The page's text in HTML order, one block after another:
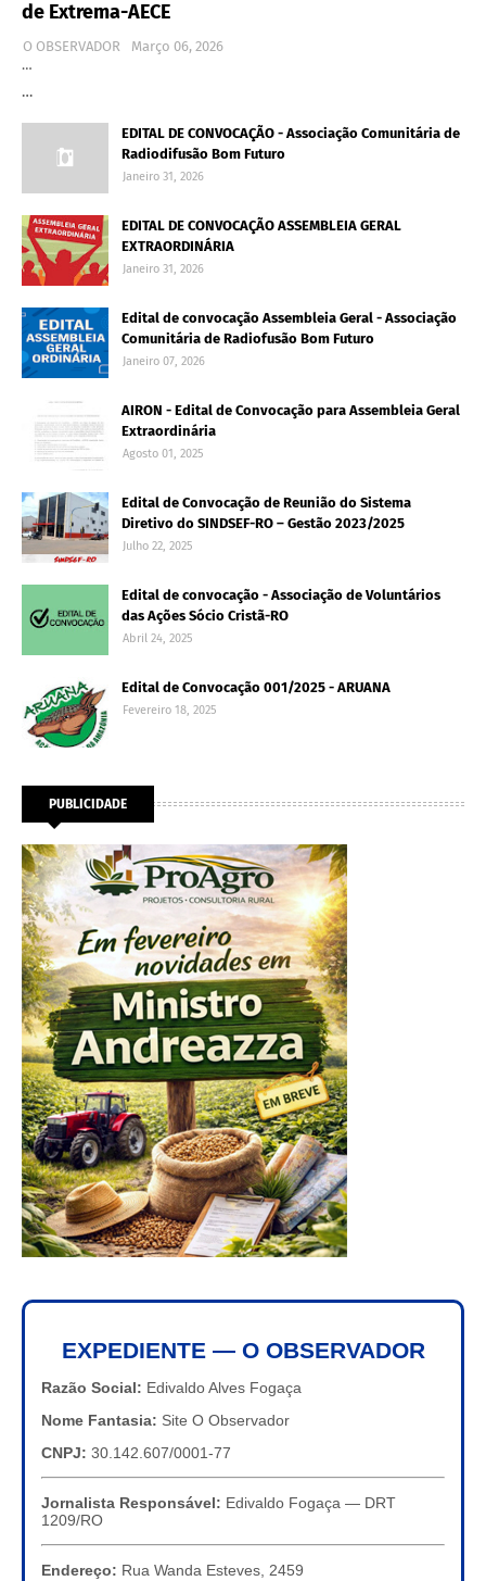
de Extrema-AECE
O OBSERVADOR
Março 06, 2026
…
…
EDITAL DE CONVOCAÇÃO - Associação Comunitária de
Radiodifusão Bom Futuro
Janeiro 31, 2026
EDITAL DE CONVOCAÇÃO ASSEMBLEIA GERAL
EXTRAORDINÁRIA
Janeiro 31, 2026
Edital de convocação Assembleia Geral - Associação
Comunitária de Radiofusão Bom Futuro
Janeiro 07, 2026
AIRON - Edital de Convocação para Assembleia Geral
Extraordinária
Agosto 01, 2025
Edital de Convocação de Reunião do Sistema
Diretivo do SINDSEF-RO – Gestão 2023/2025
Julho 22, 2025
Edital de convocação - Associação de Voluntários
das Ações Sócio Cristã-RO
Abril 24, 2025
Edital de Convocação 001/2025 - ARUANA
Fevereiro 18, 2025
PUBLICIDADE
EXPEDIENTE — O OBSERVADOR
Razão Social: Edivaldo Alves Fogaça
Nome Fantasia: Site O Observador
CNPJ: 30.142.607/0001-77
Jornalista Responsável: Edivaldo Fogaça — DRT
1209/RO
Endereço: Rua Wanda Esteves, 2459